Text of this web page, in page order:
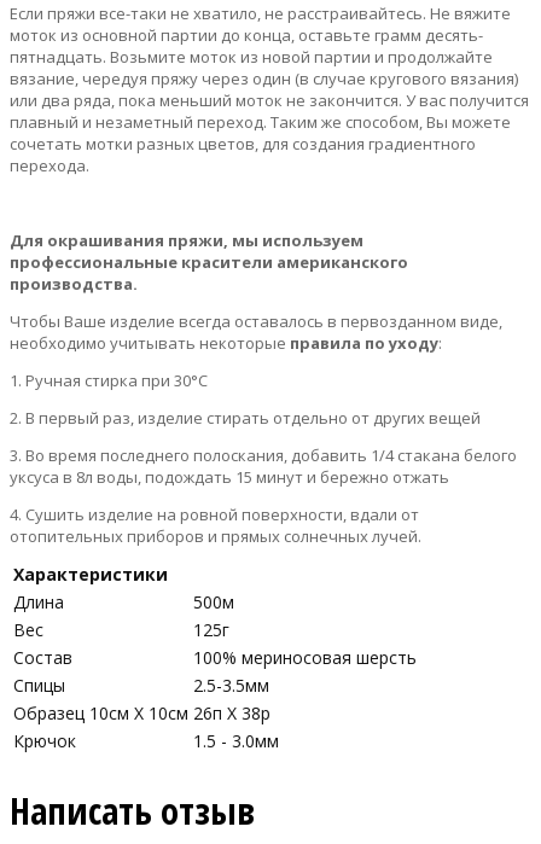
Если пряжи все-таки не хватило, не расстраивайтесь. Не вяжите
моток из основной партии до конца, оставьте грамм десять-
пятнадцать. Возьмите моток из новой партии и продолжайте
вязание, чередуя пряжу через один (в случае кругового вязания)
или два ряда, пока меньший моток не закончится. У вас получится
плавный и незаметный переход. Таким же способом, Вы можете
сочетать мотки разных цветов, для создания градиентного
перехода.
Для окрашивания пряжи, мы используем
профессиональные красители американского
производства.
Чтобы Ваше изделие всегда оставалось в первозданном виде,
необходимо учитывать некоторые правила по уходу:
1. Ручная стирка при 30°С
2. В первый раз, изделие стирать отдельно от других вещей
3. Во время последнего полоскания, добавить 1/4 стакана белого
уксуса в 8л воды, подождать 15 минут и бережно отжать
4. Сушить изделие на ровной поверхности, вдали от
отопительных приборов и прямых солнечных лучей.
Характеристики
Длина
500м
Вес
125г
Состав
100% мериносовая шерсть
Спицы
2.5-3.5мм
Образец 10см Х 10см 26п X 38р
Крючок
1.5 - 3.0мм
Написать отзыв